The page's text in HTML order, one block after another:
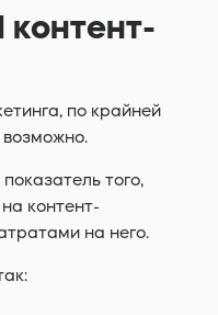
контент-
по крайней
возможно.
того,
контент-
на него.